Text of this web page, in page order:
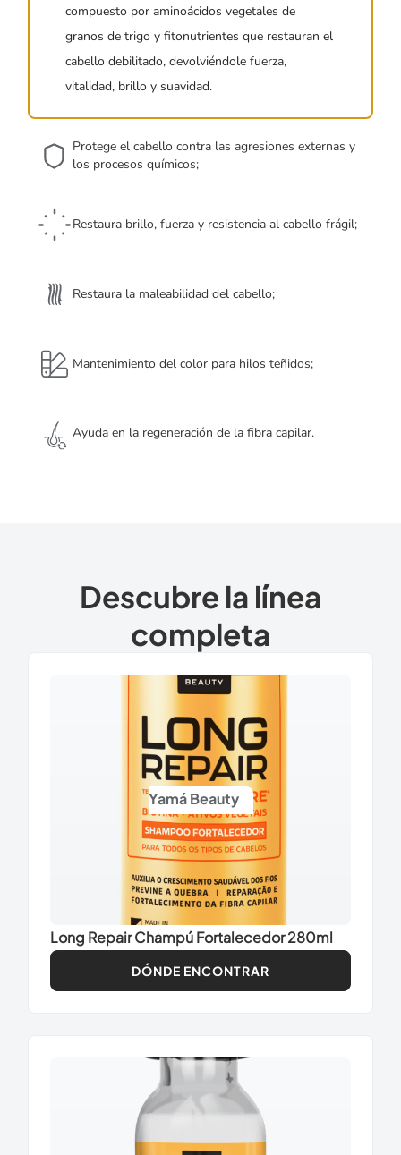
Protege el cabello contra las agresiones externas y
los procesos químicos;
Restaura brillo, fuerza y resistencia al cabello frágil;
Restaura la maleabilidad del cabello;
Mantenimiento del color para hilos teñidos;
Ayuda en la regeneración de la fibra capilar.
compuesto por aminoácidos vegetales de
granos de trigo y fitonutrientes que restauran el
cabello debilitado, devolviéndole fuerza,
vitalidad, brillo y suavidad.
Descubre la línea
completa
Yamá Beauty
Long Repair Champú Fortalecedor 280ml
DÓNDE ENCONTRAR